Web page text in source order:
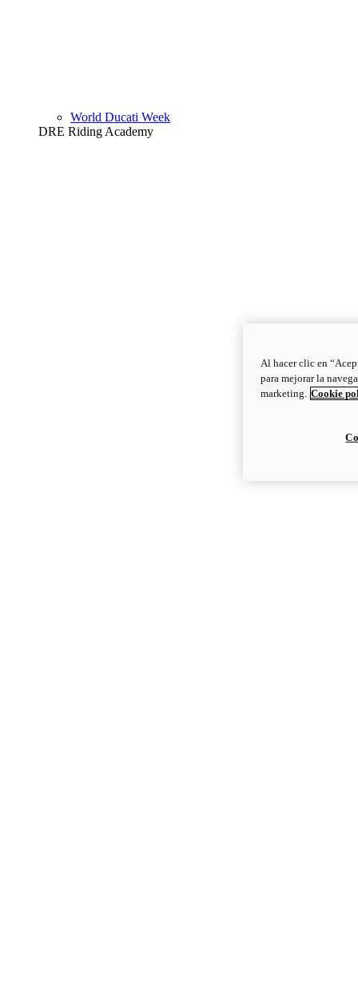
World Ducati Week
DRE Riding Academy
Al hacer clic en
para mejorar la
marketing. Cookie